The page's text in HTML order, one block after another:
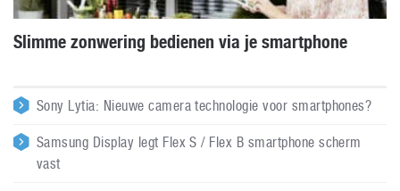
Slimme zonwering bedienen via je smartphone
Sony Lytia: Nieuwe camera technologie voor smartphones?
Samsung Display legt Flex S / Flex B smartphone scherm
vast